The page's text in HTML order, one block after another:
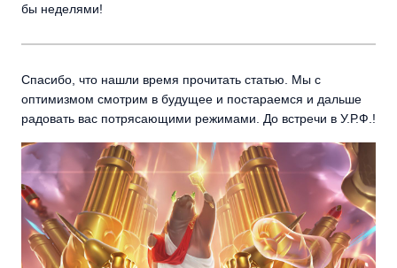
бы неделями!
Спасибо, что нашли время прочитать статью. Мы с
оптимизмом смотрим в будущее и постараемся и дальше
радовать вас потрясающими режимами. До встречи в У.Р.Ф.!